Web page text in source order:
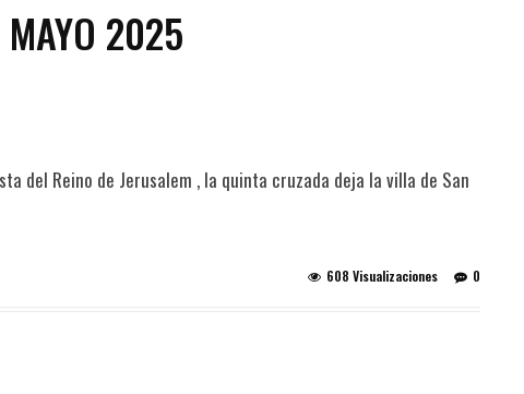
2025
del Reino de Jerusalem , la quinta cruzada deja la villa de San
0
608 Visualizaciones